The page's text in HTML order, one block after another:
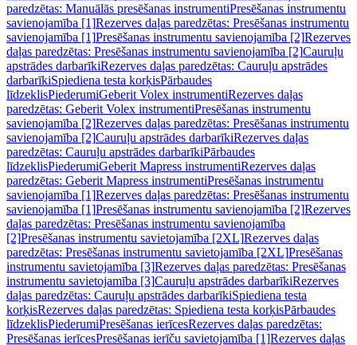
paredzētas: Manuālās presēšanas instrumentiPresēšanas instrumentu
savienojamība [1]Rezerves daļas paredzētas: Presēšanas instrumentu
savienojamība [1]Presēšanas instrumentu savienojamība [2]Rezerves
daļas paredzētas: Presēšanas instrumentu savienojamība [2]Cauruļu
apstrādes darbarīkiRezerves daļas paredzētas: Cauruļu apstrādes
darbarīkiSpiediena testa korķisPārbaudes
līdzeklisPiederumiGeberit Volex instrumentiRezerves daļas
paredzētas: Geberit Volex instrumentiPresēšanas instrumentu
savienojamība [2]Rezerves daļas paredzētas: Presēšanas instrumentu
savienojamība [2]Cauruļu apstrādes darbarīkiRezerves daļas
paredzētas: Cauruļu apstrādes darbarīkiPārbaudes
līdzeklisPiederumiGeberit Mapress instrumentiRezerves daļas
paredzētas: Geberit Mapress instrumentiPresēšanas instrumentu
savienojamība [1]Rezerves daļas paredzētas: Presēšanas instrumentu
savienojamība [1]Presēšanas instrumentu savienojamība [2]Rezerves
daļas paredzētas: Presēšanas instrumentu savienojamība
[2]Presēšanas instrumentu savietojamība [2XL]Rezerves daļas
paredzētas: Presēšanas instrumentu savietojamība [2XL]Presēšanas
instrumentu savietojamība [3]Rezerves daļas paredzētas: Presēšanas
instrumentu savietojamība [3]Cauruļu apstrādes darbarīkiRezerves
daļas paredzētas: Cauruļu apstrādes darbarīkiSpiediena testa
korķisRezerves daļas paredzētas: Spiediena testa korķisPārbaudes
līdzeklisPiederumiPresēšanas ierīcesRezerves daļas paredzētas:
Presēšanas ierīcesPresēšanas ierīču savietojamība [1]Rezerves daļas